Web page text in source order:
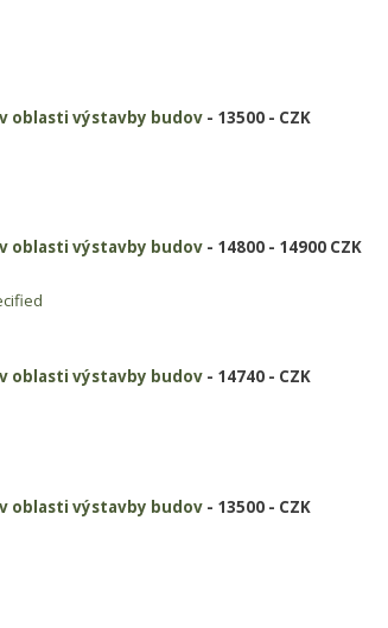
oblasti výstavby budov - 13500 - CZK
oblasti výstavby budov - 14800 - 14900 CZK
oblasti výstavby budov - 14740 - CZK
oblasti výstavby budov - 13500 - CZK